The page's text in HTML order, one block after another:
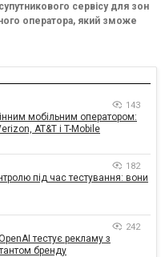
сервісу для зон
оператора, який зможе
143
мобільним оператором:
AT&T і T-Mobile
182
під час тестування: вони
242
тестує рекламу з
бренду